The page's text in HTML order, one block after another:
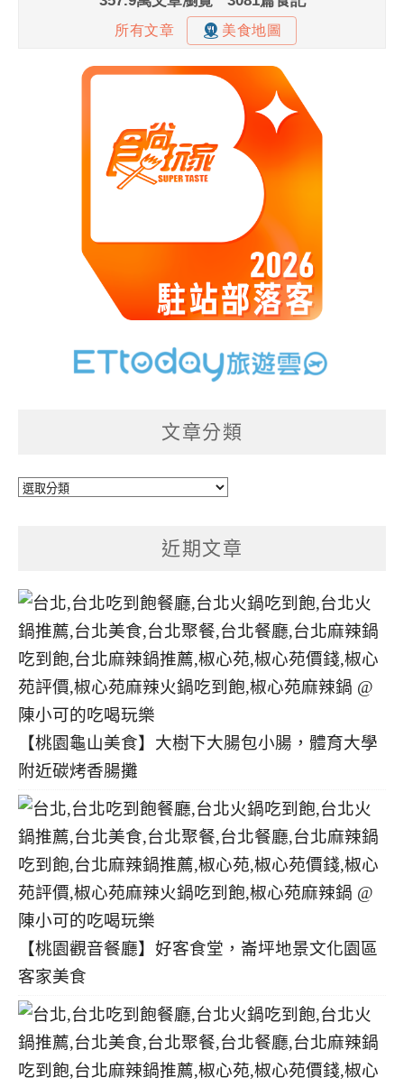
文章分類
文
近期文章
【桃園龜山美食】大樹下大腸包小腸，體育大學
附近碳烤香腸攤
【桃園觀音餐廳】好客食堂，崙坪地景文化園區
客家美食